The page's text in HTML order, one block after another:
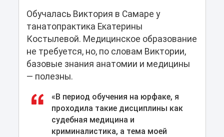
Обучалась Виктория в Самаре у
танатопрактика Екатерины
Костылевой. Медицинское образование
не требуется, но, по словам Виктории,
базовые знания анатомии и медицины
— полезны.
«В период обучения на юрфаке, я
проходила такие дисциплины как
судебная медицина и
криминалистика, а тема моей